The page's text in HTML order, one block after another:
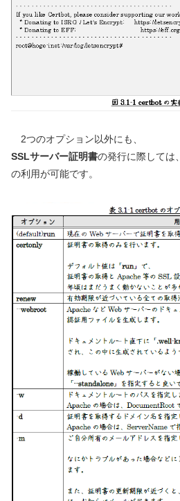
2つのオプション以外にも、
SSLサーバー証明書の発行に際しては、
の利用が可能です。